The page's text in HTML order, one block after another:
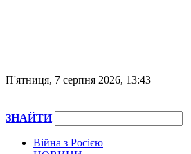
П'ятниця, 7 серпня 2026, 13:43
ЗНАЙТИ
Війна з Росією